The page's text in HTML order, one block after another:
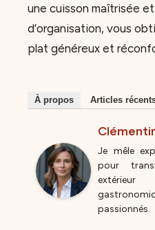
une cuisson maîtrisée
d’organisation, vous
plat généreux et
À propos Articles
Je mêle
pour
passionnés.